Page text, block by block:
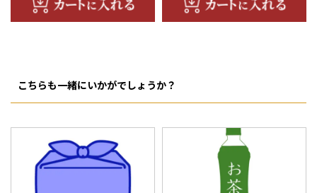
こちらも一緒にいかがでしょうか？